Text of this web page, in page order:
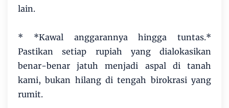
lain.
* *Kawal anggarannya hingga tuntas.*
Pastikan setiap rupiah yang dialokasikan
benar-benar jatuh menjadi aspal di tanah
kami, bukan hilang di tengah birokrasi yang
rumit.